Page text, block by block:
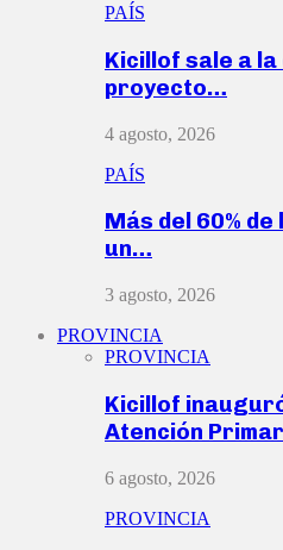
PAÍS
Kicillof sale a
proyecto…
4 agosto, 2026
PAÍS
Más del 60%
un…
3 agosto, 2026
PROVINCIA
PROVINCIA
Kicillof
Atención
6 agosto, 2026
PROVINCIA